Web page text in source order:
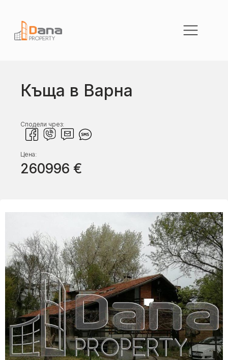
Къща в Варна
Сподели чрез:
Цена:
260996 €